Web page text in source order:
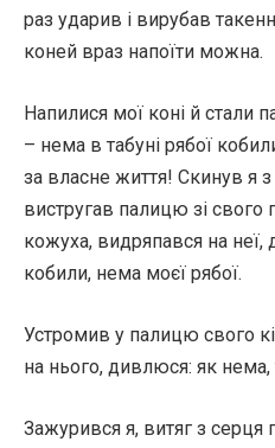
раз ударив і вирубав
коней враз напоїти можна.
Напилися мої коні й стали
– нема в табуні рябої
за власне життя! Скинув я
вистругав палицю зі
кожуха, видряпався на
кобили, нема моєї рябої.
Устромив у палицю свого
на нього, дивлюся: як нема,
Зажурився я, витяг з